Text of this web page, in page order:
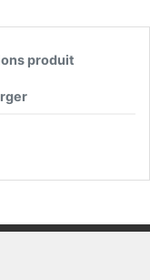
produit